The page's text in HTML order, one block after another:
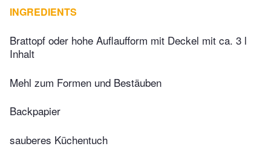
INGREDIENTS
Brattopf oder hohe Auflaufform mit Deckel mit ca. 3 l
Inhalt
Mehl zum Formen und Bestäuben
Backpapier
sauberes Küchentuch